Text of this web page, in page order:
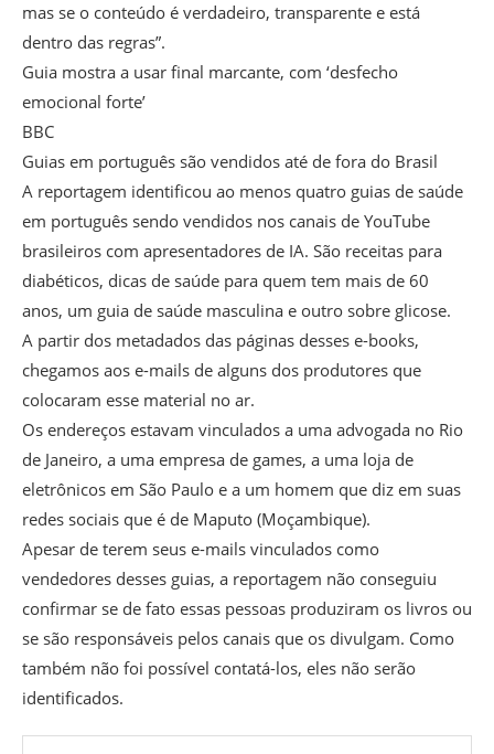
mas se o conteúdo é verdadeiro, transparente e está
dentro das regras”.
Guia mostra a usar final marcante, com ‘desfecho
emocional forte’
BBC
Guias em português são vendidos até de fora do Brasil
A reportagem identificou ao menos quatro guias de saúde
em português sendo vendidos nos canais de YouTube
brasileiros com apresentadores de IA. São receitas para
diabéticos, dicas de saúde para quem tem mais de 60
anos, um guia de saúde masculina e outro sobre glicose.
A partir dos metadados das páginas desses e-books,
chegamos aos e-mails de alguns dos produtores que
colocaram esse material no ar.
Os endereços estavam vinculados a uma advogada no Rio
de Janeiro, a uma empresa de games, a uma loja de
eletrônicos em São Paulo e a um homem que diz em suas
redes sociais que é de Maputo (Moçambique).
Apesar de terem seus e-mails vinculados como
vendedores desses guias, a reportagem não conseguiu
confirmar se de fato essas pessoas produziram os livros ou
se são responsáveis pelos canais que os divulgam. Como
também não foi possível contatá-los, eles não serão
identificados.